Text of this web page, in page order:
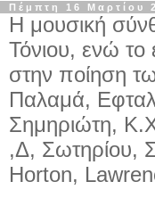
Πέμπτη 16 Μαρτίου
Η μουσική
Τόνιου, ενώ το
στην ποίηση
Παλαμά,
Σημηριώτη,
,Δ, Σωτηρίου,
Horton,